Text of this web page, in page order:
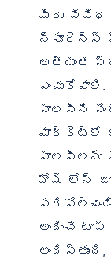
మీరు వివిధ
న్సూరెన్స్
అత్యంత
పాలసీని
మార్కెట్లో
పాలసీలను
హోమ్ లోన్
అందించే